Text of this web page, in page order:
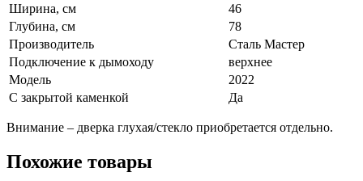
Ширина, см
46
Глубина, см
78
Производитель
Сталь Мастер
Подключение к дымоходу
верхнее
Модель
2022
С закрытой каменкой
Да
Внимание – дверка глухая/стекло приобретается отдельно.
Похожие товары